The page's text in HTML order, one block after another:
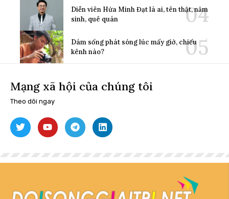
Diễn viên Hứa Minh Đạt là ai, tên thật, năm
sinh, quê quán
Dám sống phát sóng lúc mấy giờ, chiếu
kênh nào?
Mạng xã hội của chúng tôi
Theo dõi ngay